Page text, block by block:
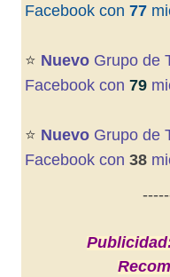
Facebook con 77
⭐️ NuevoGrupo de
Facebook con 79
⭐️ NuevoGrupo de
Facebook con 38